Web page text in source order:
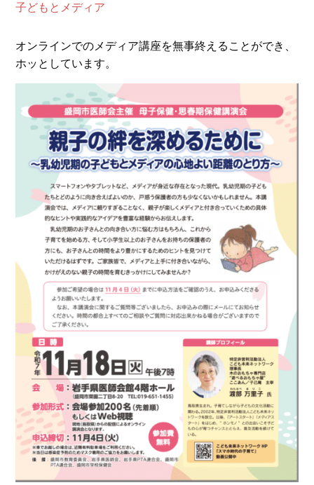
子どもとメディア
オンラインでのメディア講座を無事終えることができ、
ホッとしています。